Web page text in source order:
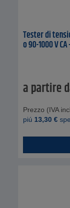
Tester di
o 90-1000 V CA
a partire
Prezzo (IVA
piú 13,30 €